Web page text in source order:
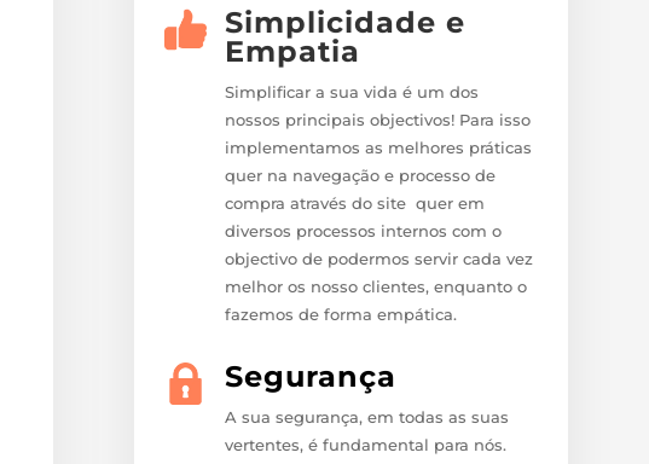
Simplicidade e
Empatia
Simplificar a sua vida é um dos
nossos principais objectivos! Para isso
implementamos as melhores práticas
quer na navegação e processo de
compra através do site quer em
diversos processos internos com o
objectivo de podermos servir cada vez
melhor os nosso clientes, enquanto o
fazemos de forma empática.
Segurança
A sua segurança, em todas as suas
vertentes, é fundamental para nós.